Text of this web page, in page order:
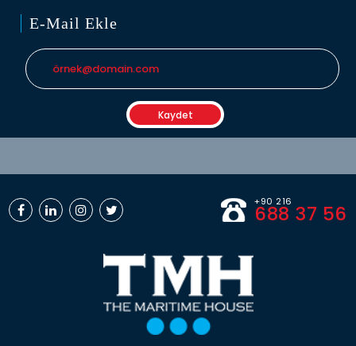
E-Mail Ekle
+90 216
688 37 56